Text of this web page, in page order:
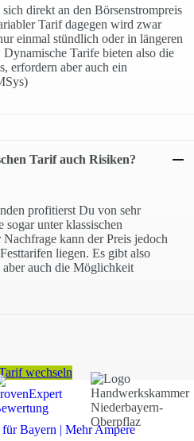
direkt an den Börsenstrompreis
Tarif dagegen wird zwar
einmal stündlich oder in längeren
Tarife bieten also die
erfordern aber auch ein
Tarif auch Risiken?
profitierst Du von sehr
sogar unter klassischen
kann der Preis jedoch
liegen. Es gibt also
auch die Möglichkeit
wechseln